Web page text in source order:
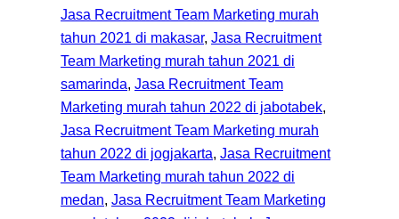
Jasa Recruitment Team Marketing murah
tahun 2021 di makasar, Jasa Recruitment
Team Marketing murah tahun 2021 di
samarinda, Jasa Recruitment Team
Marketing murah tahun 2022 di jabotabek
Jasa Recruitment Team Marketing murah
tahun 2022 di jogjakarta, Jasa Recruitment
Team Marketing murah tahun 2022 di
medan, Jasa Recruitment Team Marketing